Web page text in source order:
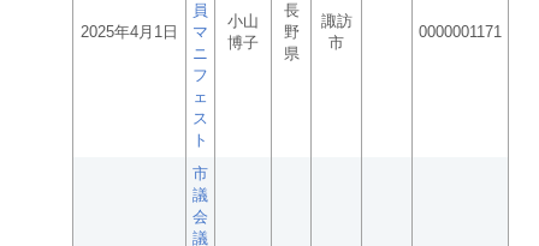
2025年4月1日
員
マ
ニ
フ
ェ
ス
ト
小山
博子
長
野
県
諏訪
市
0000001171
市
議
会
議